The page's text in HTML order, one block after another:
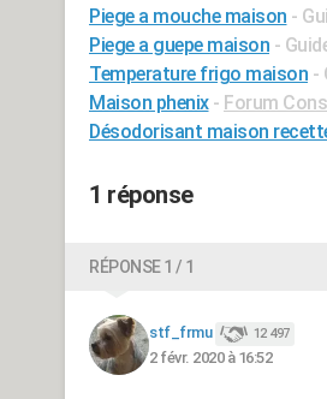
Piege a mouche maison -
Piege a guepe maison -
Temperature frigo maison -
Maison phenix - Forum
Désodorisant maison
1 réponse
RÉPONSE 1 / 1
stf_frmu 12 497
2 févr. 2020 à 16:52